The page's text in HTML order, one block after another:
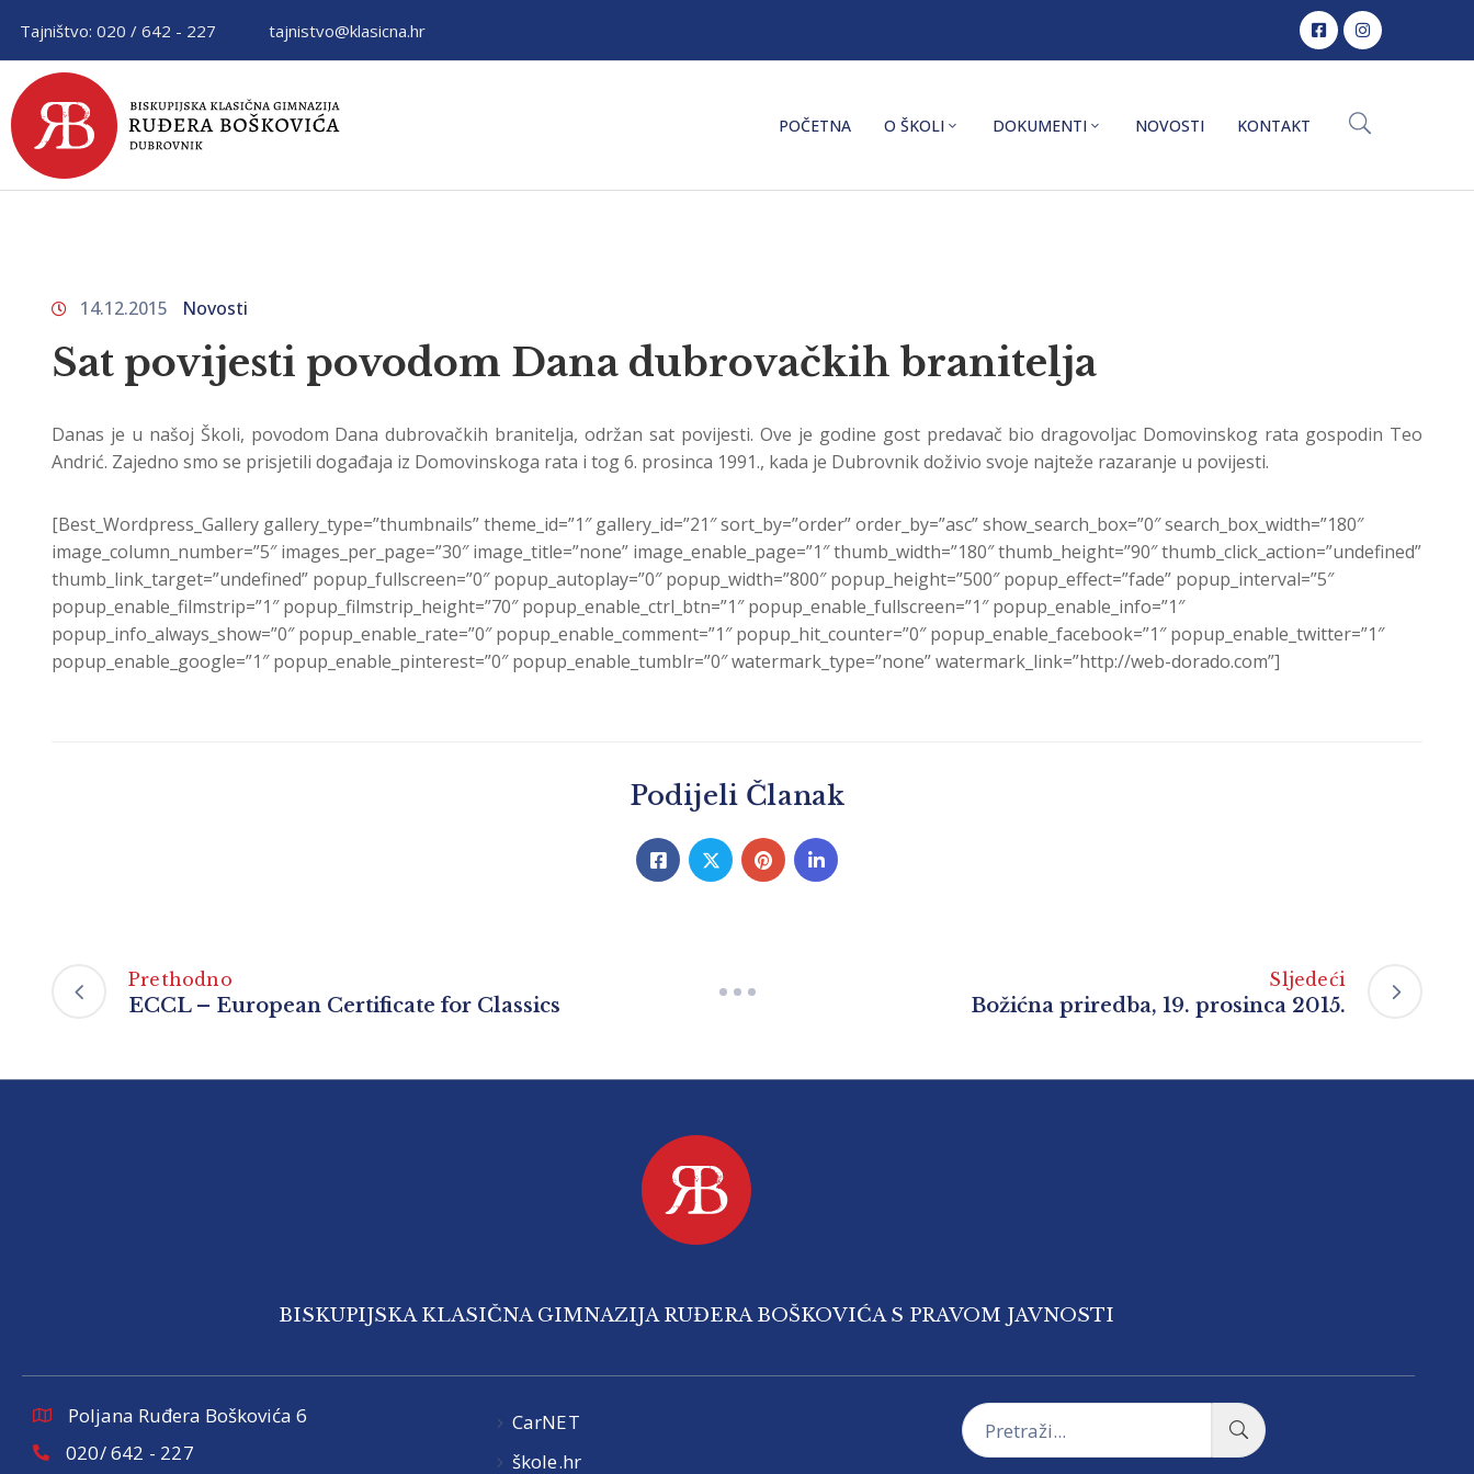
Tajništvo: 020 / 642 - 227 tajnistvo@klasicna.hr
POČETNA O ŠKOLI DOKUMENTI NOVOSTI KONTAKT
14.12.2015 Novosti
Sat povijesti povodom Dana dubrovačkih branitelja
Danas je u našoj Školi, povodom Dana dubrovačkih branitelja, održan sat povijesti. Ove je godine gost predavač bio dragovoljac Domovinskog rata gospodin Teo
Andrić. Zajedno smo se prisjetili događaja iz Domovinskoga rata i tog 6. prosinca 1991., kada je Dubrovnik doživio svoje najteže razaranje u povijesti.
[Best_Wordpress_Gallery gallery_type=”thumbnails” theme_id=”1″ gallery_id=”21″ sort_by=”order” order_by=”asc” show_search_box=”0″ search_box_width=”180″
image_column_number=”5″ images_per_page=”30″ image_title=”none” image_enable_page=”1″ thumb_width=”180″ thumb_height=”90″ thumb_click_action=”undefined”
thumb_link_target=”undefined” popup_fullscreen=”0″ popup_autoplay=”0″ popup_width=”800″ popup_height=”500″ popup_effect=”fade” popup_interval=”5″
popup_enable_filmstrip=”1″ popup_filmstrip_height=”70″ popup_enable_ctrl_btn=”1″ popup_enable_fullscreen=”1″ popup_enable_info=”1″
popup_info_always_show=”0″ popup_enable_rate=”0″ popup_enable_comment=”1″ popup_hit_counter=”0″ popup_enable_facebook=”1″ popup_enable_twitter=”1″
popup_enable_google=”1″ popup_enable_pinterest=”0″ popup_enable_tumblr=”0″ watermark_type=”none” watermark_link=”http://web-dorado.com”]
Podijeli Članak
Prethodno
ECCL – European Certificate for Classics
Sljedeći
Božićna priredba, 19. prosinca 2015.
BISKUPIJSKA KLASIČNA GIMNAZIJA RUĐERA BOŠKOVIĆA S PRAVOM JAVNOSTI
Poljana Ruđera Boškovića 6
020/ 642 - 227
CarNET
škole.hr